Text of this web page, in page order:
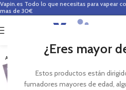
¿Eres mayor
Estos productos están
fumadores mayores de edad,
Vapin.es Todo lo que necesitas para vapear
mas de 30€
AGOTADO